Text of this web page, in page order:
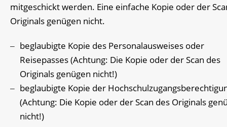
mitgeschickt werden. Eine einfache Kopie oder der
Originals genügen nicht.
beglaubigte Kopie des Personalausweises oder
Reisepasses (Achtung: Die Kopie oder der Scan des
Originals genügen nicht!)
beglaubigte Kopie der
(Achtung: Die Kopie oder der Scan des Originals
nicht!)